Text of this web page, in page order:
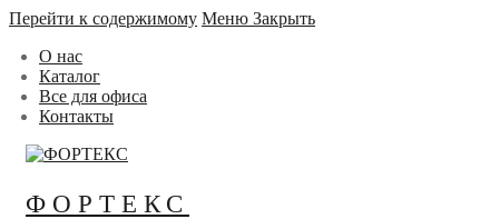
Перейти к содержимому Меню Закрыть
О нас
Каталог
Все для офиса
Контакты
ФОРТЕКС